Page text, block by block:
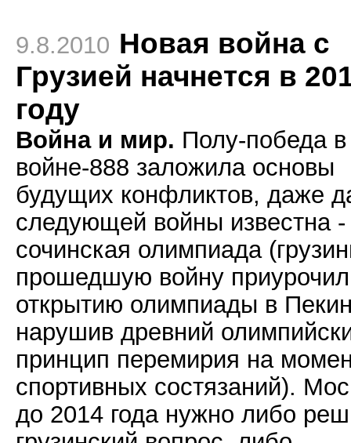
9.8.2010 Новая война с
Грузией начнется в
году
Война и мир. Полу-победа в
войне-888 заложила основы
будущих конфликтов, даже
следующей войны известна -
сочинская олимпиада
прошедшую войну
открытию олимпиады в
нарушив древний
принцип перемирия на
спортивных состязаний).
до 2014 года нужно либо